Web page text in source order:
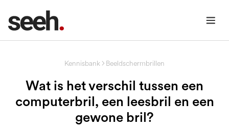
Kennisbank Beeldschermbrillen
Wat is het verschil tussen een
computerbril, een leesbril en een
gewone bril?